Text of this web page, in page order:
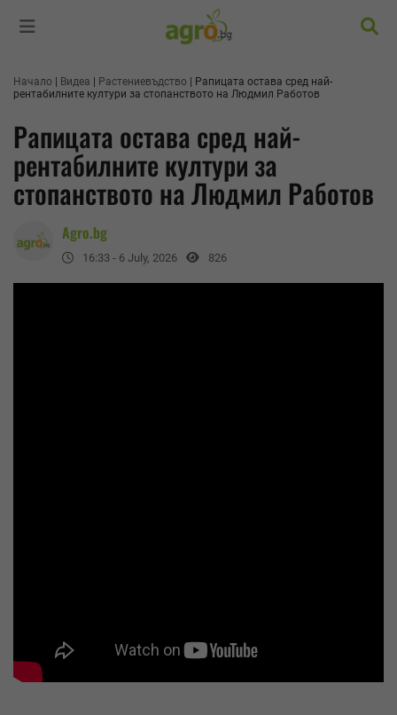
Начало Видеа Растениевъдство
Рапицата остава сред най-
рентабилните култури за стопанството на Людмил Работов
Рапицата остава сред най-
рентабилните култури за
стопанството на Людмил Работов
Agro.bg
16:33 - 6 July, 2026 826